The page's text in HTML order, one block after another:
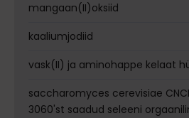
mangaan(II)oksiid
kaaliumjodiid
vask(II) ja aminohappe kelaat
saccharomyces cerevisiae
3060'st saadud seleeni